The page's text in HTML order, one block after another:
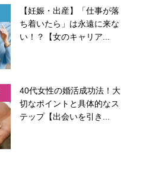
【妊娠・出産】「仕事が落
ち着いたら」は永遠に来な
い！？【女のキャリア...
40代女性の婚活成功法！大
切なポイントと具体的なス
テップ【出会いを引き...